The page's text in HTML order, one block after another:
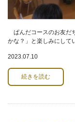
ぱんだコースのお友だ
かな？」と楽しみにして
2023.07.10
続きを読む